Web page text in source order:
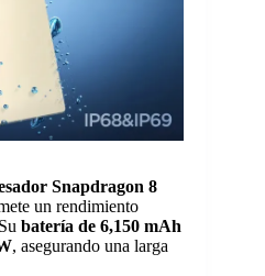
Snapdragon 8
un rendimiento
batería de 6,150 mAh
, asegurando una larga